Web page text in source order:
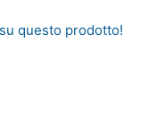
questo prodotto!